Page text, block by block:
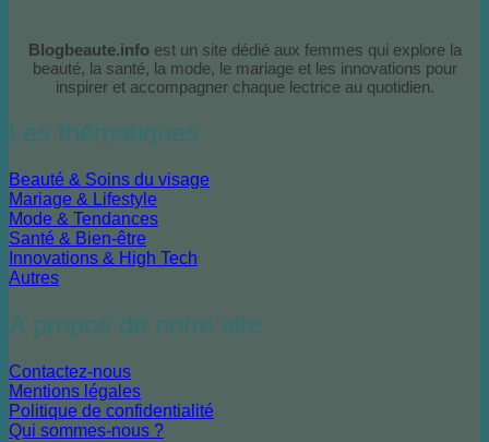
Blogbeaute.infoest un site dédié aux femmes qui explore la
beauté, la santé, la mode, le mariage et les innovations pour
inspirer et accompagner chaque lectrice au quotidien.
Les thématiques
Beauté & Soins du visage
Mariage & Lifestyle
Mode & Tendances
Santé & Bien-être
Innovations & High Tech
Autres
A propos de notre site
Contactez-nous
Mentions légales
Politique de confidentialité
Qui sommes-nous ?